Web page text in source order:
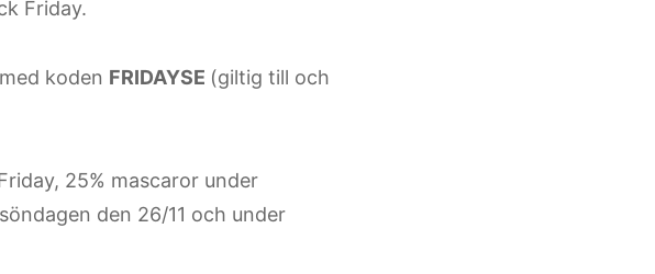
Friday.
med koden FRIDAYSE (giltig till och
25% mascaror under
den 26/11 och under